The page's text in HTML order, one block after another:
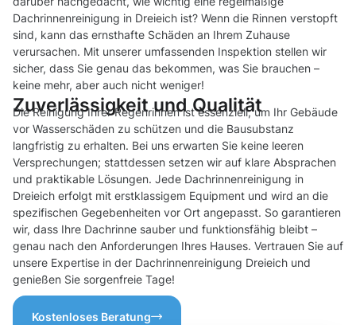
Dachrinnenreinigung in Dreieich ist? Wenn die Rinnen verstopft
sind, kann das ernsthafte Schäden an Ihrem Zuhause
verursachen. Mit unserer umfassenden Inspektion stellen wir
sicher, dass Sie genau das bekommen, was Sie brauchen –
keine mehr, aber auch nicht weniger!
Zuverlässigkeit und Qualität
Die Reinigung Ihrer Regenrinnen ist essenziell, um Ihr Gebäude
vor Wasserschäden zu schützen und die Bausubstanz
langfristig zu erhalten. Bei uns erwarten Sie keine leeren
Versprechungen; stattdessen setzen wir auf klare Absprachen
und praktikable Lösungen. Jede Dachrinnenreinigung in
Dreieich erfolgt mit erstklassigem Equipment und wird an die
spezifischen Gegebenheiten vor Ort angepasst. So garantieren
wir, dass Ihre Dachrinne sauber und funktionsfähig bleibt –
genau nach den Anforderungen Ihres Hauses. Vertrauen Sie auf
unsere Expertise in der Dachrinnenreinigung Dreieich und
genießen Sie sorgenfreie Tage!
Kostenloses Beratung